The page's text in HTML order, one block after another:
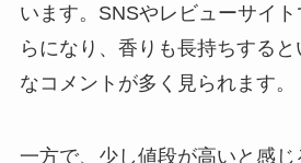
います。SNSやレビューサイ
らになり、香りも長持ちする
なコメントが多く見られます。
一方で、少し値段が高いと感